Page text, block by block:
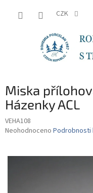
CZK
Miska
Házenky ACL
VEHA108
Průměrné
je
Neohodnoceno Podrobnosti